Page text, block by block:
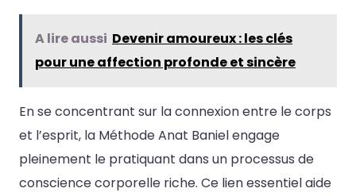
A lire aussi Devenir amoureux : les clés
pour une affection profonde et sincère
En se concentrant sur la connexion entre le corps
et l’esprit, la Méthode Anat Baniel engage
pleinement le pratiquant dans un processus de
conscience corporelle riche. Ce lien essentiel aide